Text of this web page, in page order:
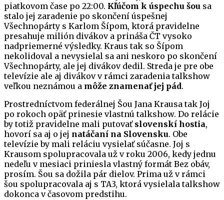
piatkovom čase po 22:00. Kľúčom k úspechu šou sa
stalo jej zaradenie po skončení úspešnej
Všechnopárty s Karlom Šípom, ktorá pravidelne
presahuje milión divákov a prináša ČT vysoko
nadpriemerné výsledky. Kraus tak so Šípom
nekolidoval a nevysielal sa ani neskoro po skončení
Všechnopárty, ale jej divákov dedil. Streda je pre obe
televízie ale aj divákov v rámci zaradenia talkshow
veľkou neznámou a môže znamenať jej pád.
Prostredníctvom federálnej Šou Jana Krausa tak Joj
po rokoch opäť prinesie vlastnú talkshow. Do relácie
by totiž pravidelne mali putovať slovenskí hostia,
hovorí sa aj o jej natáčaní na Slovensku. Obe
televízie by mali reláciu vysielať súčasne. Joj s
Krausom spolupracovala už v roku 2006, kedy jednu
nedeľu v mesiaci priniesla vlastný formát Bez obáv,
prosím. Šou sa dožila pár dielov. Prima už v rámci
šou spolupracovala aj s TA3, ktorá vysielala talkshow
dokonca v časovom predstihu.